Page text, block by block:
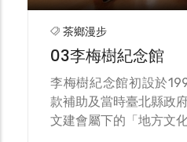
茶鄉漫步
03李梅樹紀念館
李梅樹紀念館初設於
款補助及當時臺北縣政
文建會屬下的「地方文